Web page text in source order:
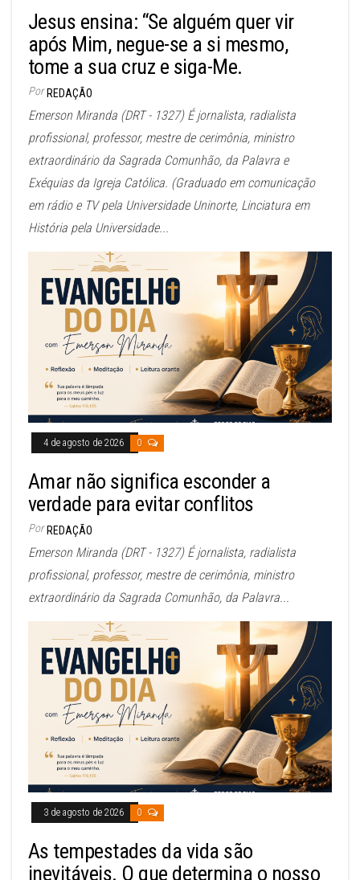
Jesus ensina: “Se alguém quer vir
após Mim, negue-se a si mesmo,
tome a sua cruz e siga-Me.
Por REDAÇÃO
Emerson Miranda (DRT - 1327) É jornalista, radialista
profissional, professor, mestre de cerimônia, ministro
extraordinário da Sagrada Comunhão, da Palavra e
Exéquias da Igreja Católica. (Graduado em comunicação
em rádio e TV pela Universidade Uninorte, Linciatura em
História pela Universidade...
4 de agosto de 2026 0
Amar não significa esconder a
verdade para evitar conflitos
Por REDAÇÃO
Emerson Miranda (DRT - 1327) É jornalista, radialista
profissional, professor, mestre de cerimônia, ministro
extraordinário da Sagrada Comunhão, da Palavra...
3 de agosto de 2026 0
As tempestades da vida são
inevitáveis. O que determina o nosso